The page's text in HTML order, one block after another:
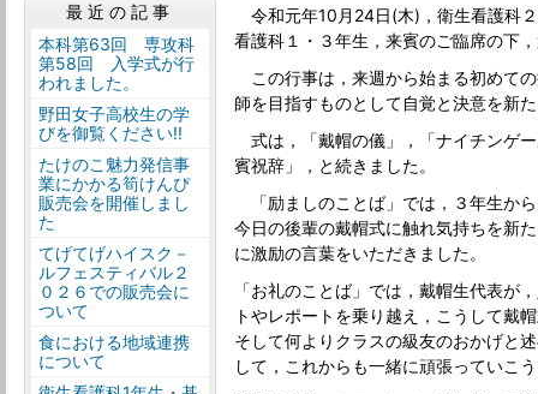
令和元年10月24日(木)，衛生看護科
看護科１・３年生，来賓のご臨席の下
この行事は，来週から始まる初めて
師を目指すものとして自覚と決意を新
式は，「戴帽の儀」，「ナイチンゲ
賓祝辞」，と続きました。
「励ましのことば」では，３年生か
今日の後輩の戴帽式に触れ気持ちを新
に激励の言葉をいただきました。
「お礼のことば」では，戴帽生代表が
トやレポートを乗り越え，こうして戴
そして何よりクラスの級友のおかげと
して，これからも一緒に頑張っていこ
最近の記事
本科第63回 専攻科
第58回 入学式が行
われました。
野田女子高校生の学
びを御覧ください!!
たけのこ魅力発信事
業にかかる筍けんぴ
販売会を開催しまし
た
てげてげハイスク－
ルフェスティバル２
０２６での販売会に
ついて
食における地域連携
について